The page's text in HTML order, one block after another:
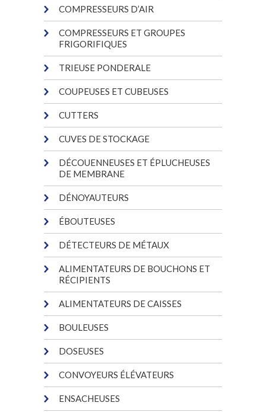
COMPRESSEURS D’AIR
COMPRESSEURS ET GROUPES
FRIGORIFIQUES
TRIEUSE PONDERALE
COUPEUSES ET CUBEUSES
CUTTERS
CUVES DE STOCKAGE
DÉCOUENNEUSES ET ÉPLUCHEUSES
DE MEMBRANE
DÉNOYAUTEURS
ÉBOUTEUSES
DÉTECTEURS DE MÉTAUX
ALIMENTATEURS DE BOUCHONS ET
RÉCIPIENTS
ALIMENTATEURS DE CAISSES
BOULEUSES
DOSEUSES
CONVOYEURS ÉLÉVATEURS
ENSACHEUSES